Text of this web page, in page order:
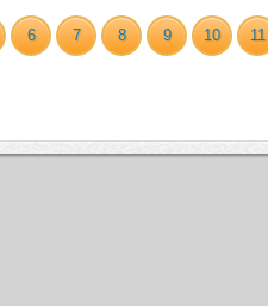
6 7 8 9 10 11